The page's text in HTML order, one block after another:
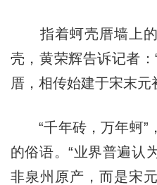
指着蚵壳厝墙上的
壳，黄荣辉告诉记者
厝，相传始建于宋末元
“千年砖，万年蚵”
的俗语。“业界普遍认
非泉州原产，而是宋